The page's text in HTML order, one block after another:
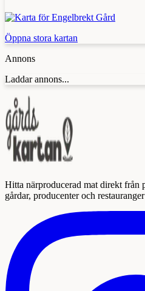
Öppna stora kartan
Annons
Laddar annons...
Hitta närproducerad mat direkt från
gårdar, producenter och